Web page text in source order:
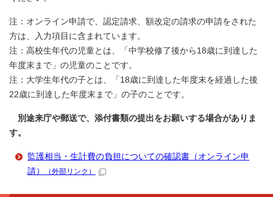
注：オンライン申請で、認定請求、額改定の請求の申請をされた
方は、入力項目に含まれています。
注：高校生年代の児童とは、「中学校修了後から18歳に到達した
年度末まで」の児童のことです。
注：大学生年代の子とは、「18歳に到達した年度末を経過した後
22歳に到達した年度末まで」の子のことです。
別途来庁や郵送で、添付書類の提出をお願いする場合がありま
す。
監護相当・生計費の負担についての確認書（オンライン申
請）
（外部リンク）